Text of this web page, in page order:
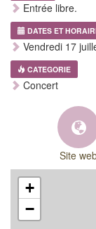
Entrée libre.
DATES ET
Vendredi 17
CATEGORIE
Concert
Site
+
−